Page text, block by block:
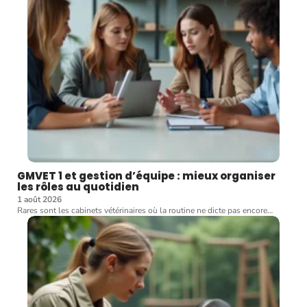
GMVET 1 et gestion d’équipe : mieux organiser
les rôles au quotidien
1 août 2026
Rares sont les cabinets vétérinaires où la routine ne dicte pas encore…